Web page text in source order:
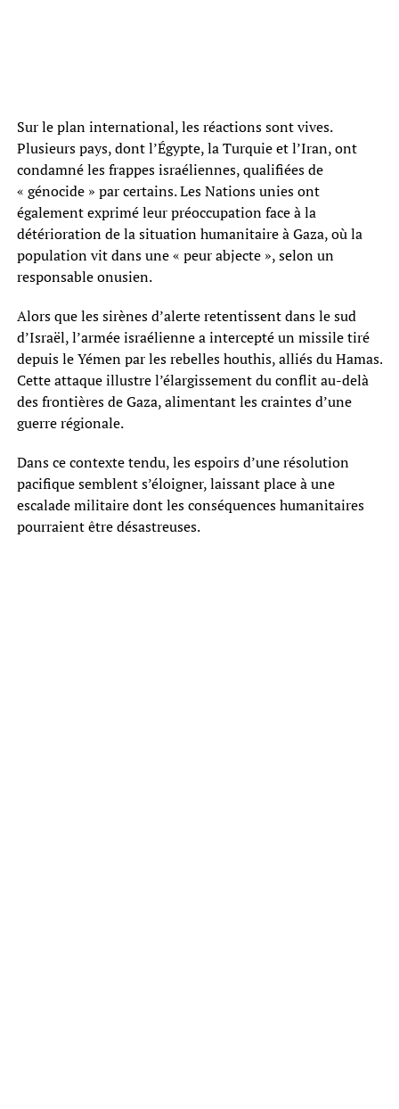
Sur le plan international, les réactions sont vives.
Plusieurs pays, dont l’Égypte, la Turquie et l’Iran, ont
condamné les frappes israéliennes, qualifiées de
« génocide » par certains. Les Nations unies ont
également exprimé leur préoccupation face à la
détérioration de la situation humanitaire à Gaza, où la
population vit dans une « peur abjecte », selon un
responsable onusien.
Alors que les sirènes d’alerte retentissent dans le sud
d’Israël, l’armée israélienne a intercepté un missile tiré
depuis le Yémen par les rebelles houthis, alliés du Hamas.
Cette attaque illustre l’élargissement du conflit au-delà
des frontières de Gaza, alimentant les craintes d’une
guerre régionale.
Dans ce contexte tendu, les espoirs d’une résolution
pacifique semblent s’éloigner, laissant place à une
escalade militaire dont les conséquences humanitaires
pourraient être désastreuses.